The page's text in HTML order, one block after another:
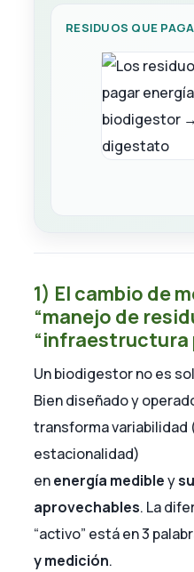
RESIDUOS QUE
1) El cambio de
“manejo de
“infraestructura
Un biodigestor no es
Bien diseñado y
transforma variabilidad
estacionalidad)
enenergía medibley
aprovechables. La
“activo” está en 3
y medición.